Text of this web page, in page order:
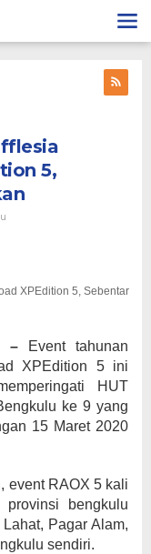
5,
XPEdition 5, Sebentar
–Event tahunan
XPEdition 5 ini
HUT
ke 9 yang
15 Maret 2020
event RAOX 5 kali
bengkulu
Pagar Alam,
sendiri.